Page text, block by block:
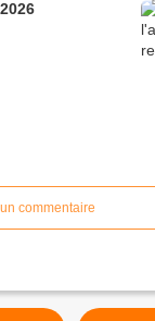
commentaire